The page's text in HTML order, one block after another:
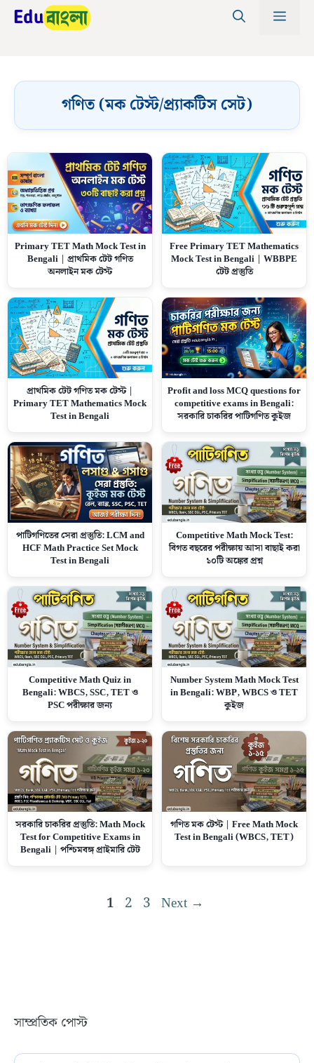
Skip
গণিত (মক টেস্ট/প্র্যাকটিস সেট)
Primary TET Math Mock Test in
Bengali | প্রাথমিক টেট গণিত
অনলাইন মক টেস্ট
Free Primary TET Mathematics
Mock Test in Bengali | WBBPE
টেট প্রস্তুতি
প্রাথমিক টেট গণিত মক টেস্ট |
Primary TET Mathematics Mock
Test in Bengali
Profit and loss MCQ questions for
competitive exams in Bengali:
সরকারি চাকরির পাটিগণিত কুইজ
পাটিগণিতের সেরা প্রস্তুতি: LCM and
HCF Math Practice Set Mock
Test in Bengali
Competitive Math Mock Test:
বিগত বছরের পরীক্ষায় আসা বাছাই করা
১০টি অঙ্কের প্রশ্ন
Competitive Math Quiz in
Bengali: WBCS, SSC, TET ও
PSC পরীক্ষার জন্য
Number System Math Mock Test
in Bengali: WBP, WBCS ও TET
কুইজ
সরকারি চাকরির প্রস্তুতি: Math Mock
Test for Competitive Exams in
Bengali | পশ্চিমবঙ্গ প্রাইমারি টেট
গণিত মক টেস্ট | Free Math Mock
Test in Bengali (WBCS, TET)
Page
1 Page
2 Page
3 Next →
সাম্প্রতিক পোস্ট